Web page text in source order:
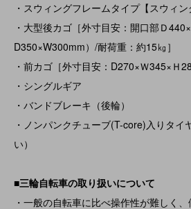
・スウィングフレームタイプ【スウィン
・大型後カゴ［外寸目安：開口部Ｄ
D350×W300mm）/耐荷重：約15㎏］
・前カゴ［外寸目安：D270×Ｗ345×Ｈ
・シングルギア
・バンドブレーキ（後輪）
・ノンパンクチューブ(T-core)入りタイ
い）
■三輪自転車の取り扱いについて
・一般の自転車に比べ操作性が難しく